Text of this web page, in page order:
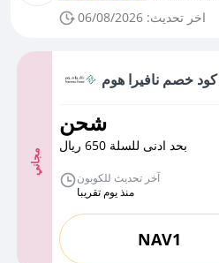
اخر تحديث: 06/08/2026
مجاني
كود خصم نافيرا هوم
شحن
بحد ادنى للسلة 650 ريال
آخر تحديث للكوبون
منذ يوم تقريبا
NAV1